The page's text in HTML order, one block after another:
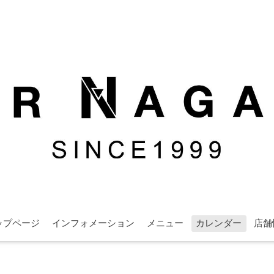
プページ インフォメーション メニュー カレンダー 店